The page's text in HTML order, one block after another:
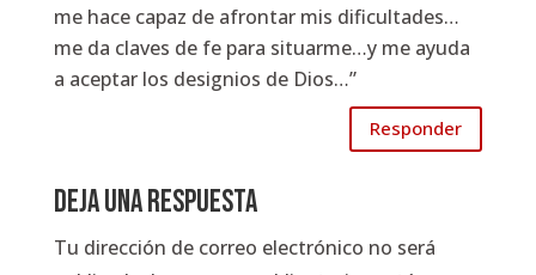
me hace capaz de afrontar mis dificultades…
me da claves de fe para situarme…y me ayuda
a aceptar los designios de Dios…”
Responder
Deja una respuesta
Tu dirección de correo electrónico no será